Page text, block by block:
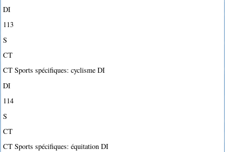
DI
113
S
CT
CT Sports spécifiques: cyclisme DI
DI
114
S
CT
CT Sports spécifiques: équitation DI